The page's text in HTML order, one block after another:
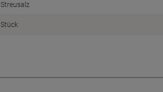
Streusalz
Stück